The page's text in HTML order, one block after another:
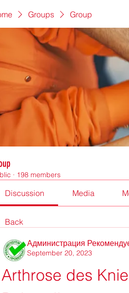
Groups Group
· 198 members
Discussion Media
Back
Администрация
September 20, 2023
Arthrose des